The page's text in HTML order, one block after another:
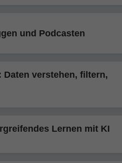
und Podcasten
Daten verstehen, filtern,
Lernen mit KI